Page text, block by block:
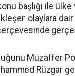
başlığı ile ülke
olaylara dair
Muzaffer
Rüzgar